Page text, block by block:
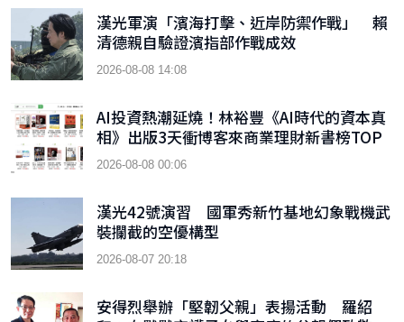
漢光軍演「濱海打擊、近岸防禦作戰」 賴
清德親自驗證濱指部作戰成效
2026-08-08 14:08
AI投資熱潮延燒！林裕豐《AI時代的資本真
相》出版3天衝博客來商業理財新書榜TOP
9
2026-08-08 00:06
漢光42號演習 國軍秀新竹基地幻象戰機武
裝攔截的空優構型
2026-08-07 20:18
安得烈舉辦「堅韌父親」表揚活動 羅紹